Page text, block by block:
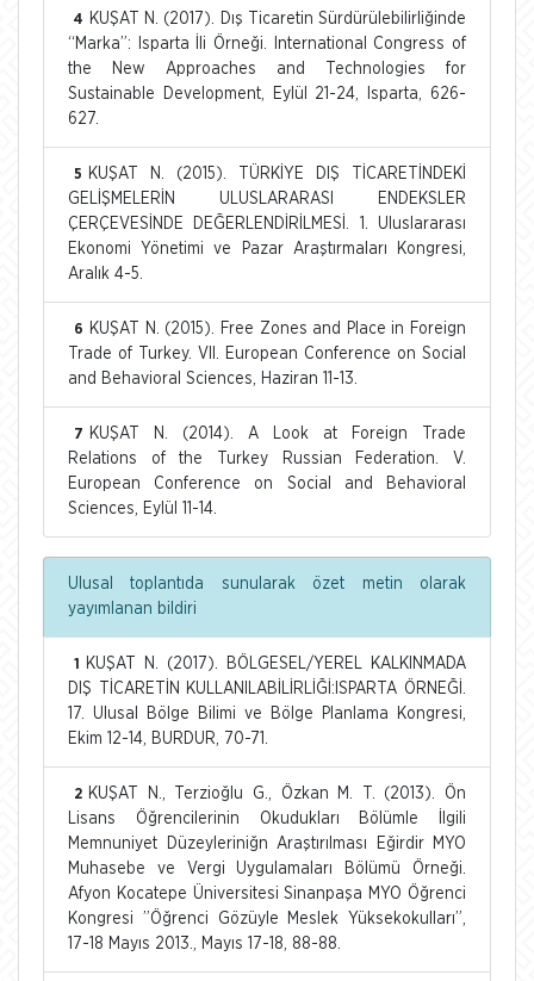
4
KUŞAT N. (2017). Dış Ticaretin Sürdürülebilirliğinde
“Marka”: Isparta İli Örneği. International Congress of
the New Approaches and Technologies for
Sustainable Development, Eylül 21-24, Isparta, 626-
627.
5
KUŞAT N. (2015). TÜRKİYE DIŞ TİCARETİNDEKİ
GELİŞMELERİN ULUSLARARASI ENDEKSLER
ÇERÇEVESİNDE DEĞERLENDİRİLMESİ. 1. Uluslararası
Ekonomi Yönetimi ve Pazar Araştırmaları Kongresi,
Aralık 4-5.
6
KUŞAT N. (2015). Free Zones and Place in Foreign
Trade of Turkey. VII. European Conference on Social
and Behavioral Sciences, Haziran 11-13.
7
KUŞAT N. (2014). A Look at Foreign Trade
Relations of the Turkey Russian Federation. V.
European Conference on Social and Behavioral
Sciences, Eylül 11-14.
Ulusal toplantıda sunularak özet metin olarak
yayımlanan bildiri
1
KUŞAT N. (2017). BÖLGESEL/YEREL KALKINMADA
DIŞ TİCARETİN KULLANILABİLİRLİĞİ:ISPARTA ÖRNEĞİ.
17. Ulusal Bölge Bilimi ve Bölge Planlama Kongresi,
Ekim 12-14, BURDUR, 70-71.
2 KUŞAT N., Terzioğlu G., Özkan M. T. (2013). Ön
Lisans Öğrencilerinin Okudukları Bölümle İlgili
Memnuniyet Düzeyleriniğn Araştırılması Eğirdir MYO
Muhasebe ve Vergi Uygulamaları Bölümü Örneği.
Afyon Kocatepe Üniversitesi Sinanpaşa MYO Öğrenci
Kongresi ”Öğrenci Gözüyle Meslek Yüksekokulları”,
17-18 Mayıs 2013., Mayıs 17-18, 88-88.